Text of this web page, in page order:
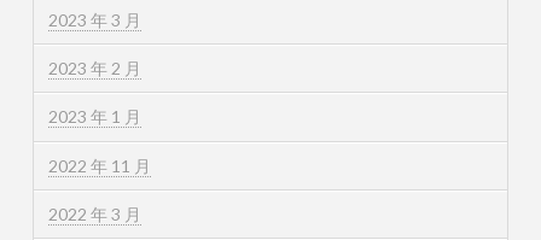
2023 年 3 月
2023 年 2 月
2023 年 1 月
2022 年 11 月
2022 年 3 月